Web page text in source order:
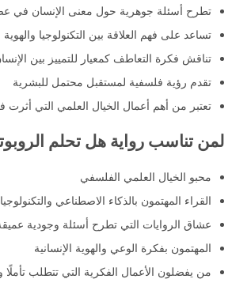
تطرح أسئلة جوهرية حول معنى الإنسان في
تساعد على فهم العلاقة بين التكنولوجيا والهوية
تناقش فكرة التعاطف كمعيار للتمييز بين
تقدم رؤية فلسفية لمستقبل محتمل للبشرية
تعتبر من أهم أعمال الخيال العلمي التي أثرت
لمن تناسب رواية هل تحلم
محبو الخيال العلمي الفلسفي
القراء المهتمون بالذكاء الاصطناعي والتكنولوجيا
عشاق الروايات التي تطرح أسئلة وجودية
المهتمون بفكرة الوعي والهوية الإنسانية
من يفضلون الأعمال الفكرية التي تتطلب تأملًا